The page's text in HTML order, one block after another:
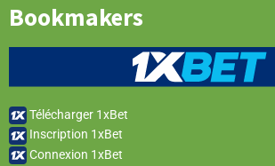
Bookmakers
Télécharger 1xBet
Inscription 1xBet
Connexion 1xBet